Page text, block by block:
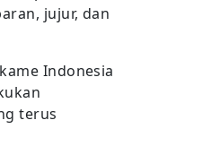
jujur, dan
Indonesia
terus